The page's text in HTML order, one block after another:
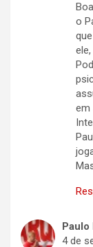
o
em
Paulo
4 de